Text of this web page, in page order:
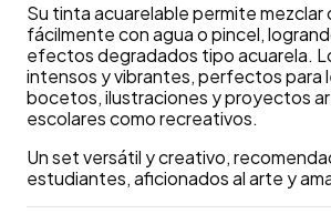
Su tinta acuarelable permite mezclar
fácilmente con agua o pincel,
efectos degradados tipo acuarela.
intensos y vibrantes, perfectos para
bocetos, ilustraciones y proyectos
escolares como recreativos.
Un set versátil y creativo,
estudiantes, aficionados al arte y